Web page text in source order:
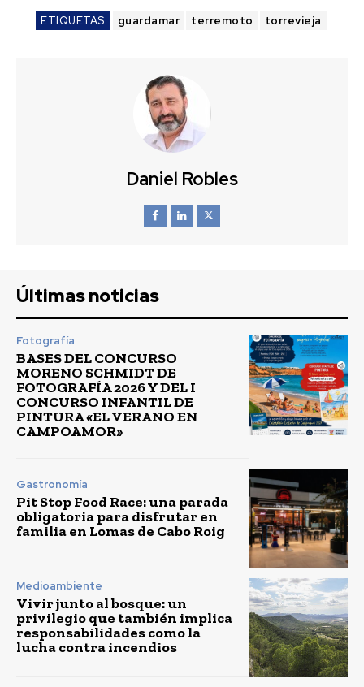
ETIQUETAS guardamar terremoto torrevieja
Daniel Robles
Últimas noticias
Fotografía
BASES DEL CONCURSO
MORENO SCHMIDT DE
FOTOGRAFÍA 2026 Y DEL I
CONCURSO INFANTIL DE
PINTURA «EL VERANO EN
CAMPOAMOR»
Gastronomía
Pit Stop Food Race: una parada
obligatoria para disfrutar en
familia en Lomas de Cabo Roig
Medioambiente
Vivir junto al bosque: un
privilegio que también implica
responsabilidades como la
lucha contra incendios